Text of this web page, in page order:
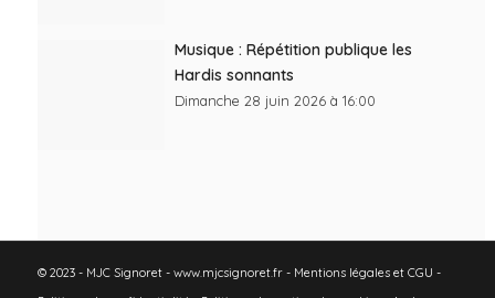
Musique : Répétition publique les
Hardis sonnants
Dimanche 28 juin 2026 à 16:00
© 2023 - MJC Signoret - www.mjcsignoret.fr - Mentions légales et CGU -